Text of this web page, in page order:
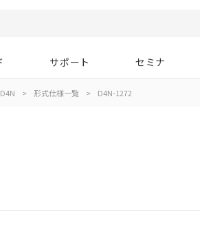
サポート セミナ
D4N > 形式仕様一覧 > D4N-1272